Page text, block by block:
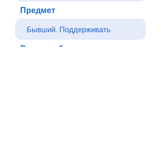
Предмет
Ваше сообщение